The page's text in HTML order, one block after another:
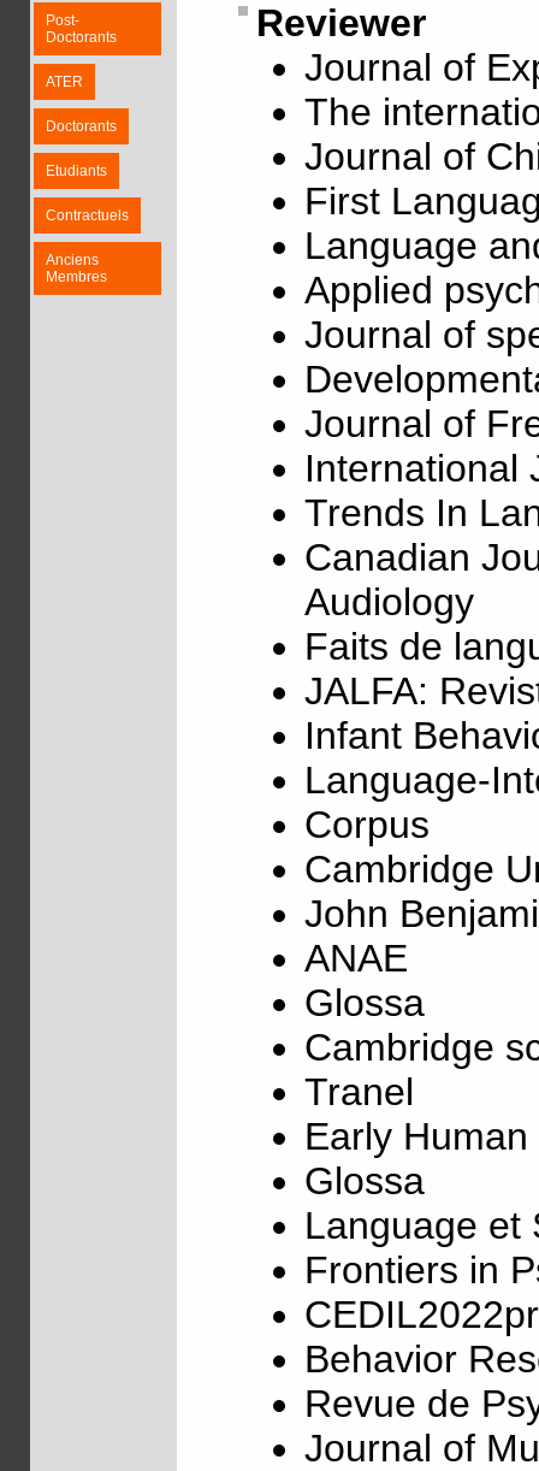
Post-
Doctorants
ATER
Doctorants
Etudiants
Contractuels
Anciens
Membres
Reviewer
Journal of
The
Journal of
First
Language
Applied
Journal of
Journal of
International
Trends In
Canadian
Audiology
Faits de
JALFA:
Infant
Language-
Corpus
Cambridge
John
ANAE
Glossa
Cambridge
Tranel
Early
Glossa
Language et
Frontiers in
Behavior
Revue de
Journal of